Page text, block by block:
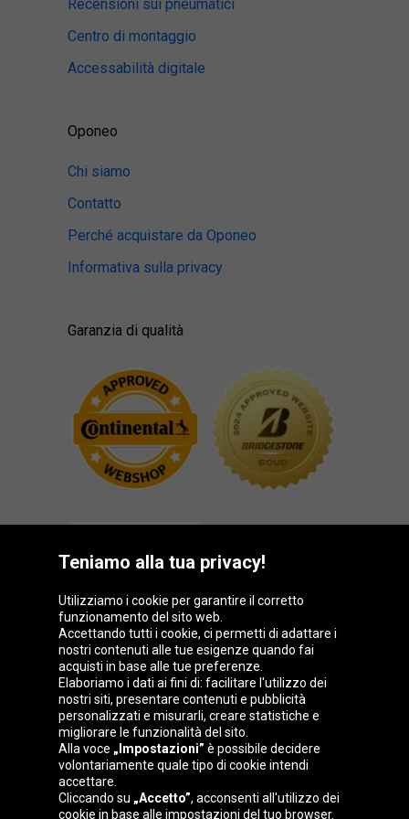
Recensioni sui pneumatici
Centro di montaggio
Accessabilità digitale
Oponeo
Chi siamo
Contatto
Perché acquistare da Oponeo
Informativa sulla privacy
Garanzia di qualità
Gruppo Oponeo
Belgique
Česká
republika
Deutschland Éire
España
Teniamo alla tua privacy!
Utilizziamo i cookie per garantire il corretto
funzionamento del sito web.
Accettando tutti i cookie, ci permetti di adattare i
nostri contenuti alle tue esigenze quando fai
acquisti in base alle tue preferenze.
Elaboriamo i dati ai fini di: facilitare l'utilizzo dei
nostri siti, presentare contenuti e pubblicità
personalizzati e misurarli, creare statistiche e
migliorare le funzionalità del sito.
Alla voce „Impostazioni” è possibile decidere
volontariamente quale tipo di cookie intendi
accettare.
Cliccando su „Accetto”, acconsenti all'utilizzo dei
cookie in base alle impostazioni del tuo browser.